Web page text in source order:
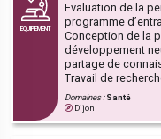
EQUIPEMENT
Evaluation de la
programme
Conception de la
développement
partage de
Travail de
CAPS :
sportive en vue
Domaines :Santé
Dijon